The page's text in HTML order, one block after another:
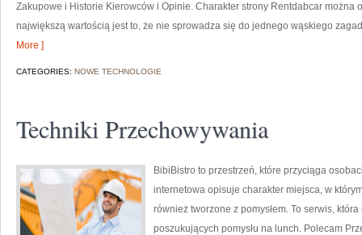
Zakupowe i Historie Kierowców i Opinie. Charakter strony Rentdabcar można
największą wartością jest to, że nie sprowadza się do jednego wąskiego
More ]
CATEGORIES: NOWE TECHNOLOGIE
Techniki Przechowywania
BibiBistro to przestrzeń, które przyciąga
internetowa opisuje charakter miejsca, w
również tworzone z pomysłem. To serwis,
poszukujących pomysłu na lunch. Polecam